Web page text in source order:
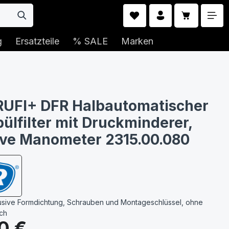
Ersatzteile % SALE Marken
DFR Halbautomatischer
mit Druckminderer,
Manometer 2315.00.080
Formdichtung, Schrauben und Montageschlüssel, ohne